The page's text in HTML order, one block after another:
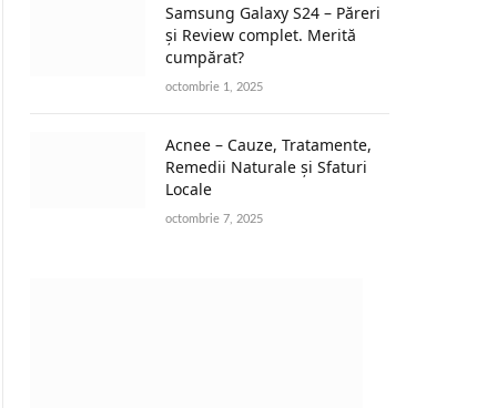
Samsung Galaxy S24 – Păreri
și Review complet. Merită
cumpărat?
octombrie 1, 2025
Acnee – Cauze, Tratamente,
Remedii Naturale și Sfaturi
Locale
octombrie 7, 2025